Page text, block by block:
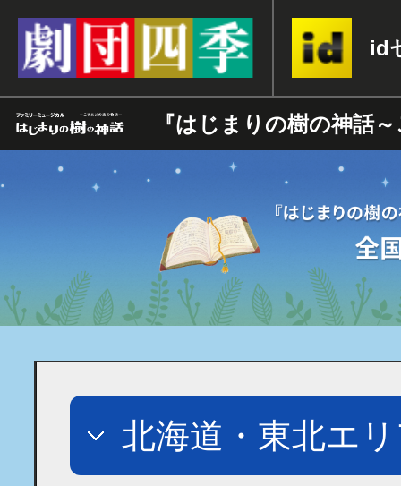
id
『はじまりの樹の神話
北海道・東北エ